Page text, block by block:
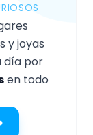
y joyas
día por
en todo